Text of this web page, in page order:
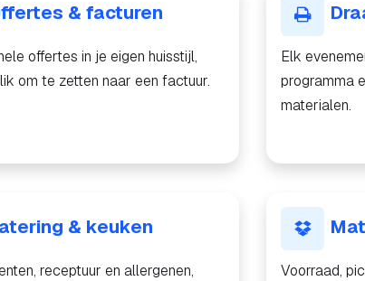
& facturen
offertes in je eigen huisstijl,
om te zetten naar een factuur.
Elk
programma
materialen.
& keuken
receptuur en allergenen,
Voorraad,